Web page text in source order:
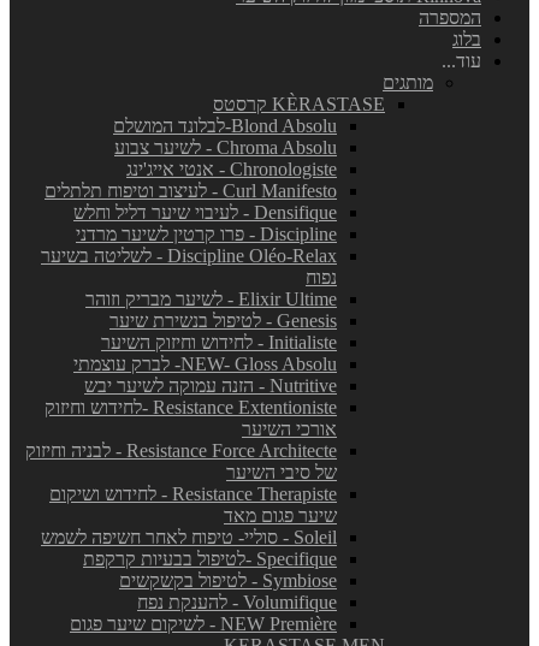
המספרה
בלוג
עוד...
מותגים
KÈRASTASE קרסטס
Blond Absolu-לבלונד המושלם
Chroma Absolu - לשיער צבוע
Chronologiste - אנטי אייג'ינג
Curl Manifesto - לעיצוב וטיפוח תלתלים
Densifique - לעיבוי שיער דליל וחלש
Discipline - פרו קרטין לשיער מרדני
Discipline Oléo-Relax - לשליטה בשיער
נפוח
Elixir Ultime - לשיער מבריק וזוהר
Genesis - לטיפול בנשירת שיער
Initialiste - לחידוש וחיזוק השיער
NEW- Gloss Absolu- לברק עוצמתי
Nutritive - הזנה עמוקה לשיער יבש
Resistance Extentioniste -לחידוש וחיזוק
אורכי השיער
Resistance Force Architecte - לבניה וחיזוק
של סיבי השיער
Resistance Therapiste - לחידוש ושיקום
שיער פגום מאד
Soleil - סוליי- טיפוח לאחר חשיפה לשמש
Specifique -לטיפול בבעיות קרקפת
Symbiose - לטיפול בקשקשים
Volumifique - להענקת נפח
NEW Première - לשיקום שיער פגום